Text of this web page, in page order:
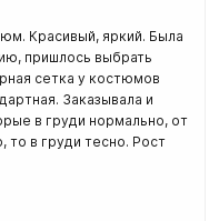
Красивый, яркий. Была
пришлось выбрать
сетка у костюмов
Заказывала и
в груди нормально, от
то в груди тесно. Рост